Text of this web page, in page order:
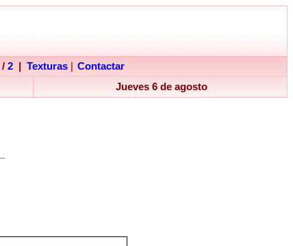
/ 2 Texturas
Contactar
Jueves 6 de agosto